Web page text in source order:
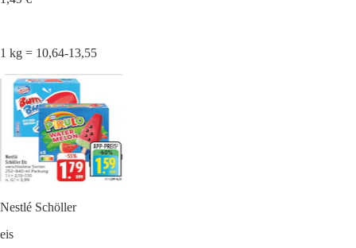
1 kg = 10,64-13,55
Nestlé Schöller
eis